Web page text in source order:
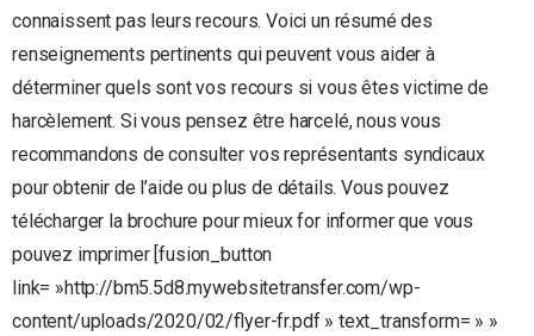
connaissent pas leurs recours. Voici un résumé des
renseignements pertinents qui peuvent vous aider à
déterminer quels sont vos recours si vous êtes victime de
harcèlement. Si vous pensez être harcelé, nous vous
recommandons de consulter vos représentants syndicaux
pour obtenir de l’aide ou plus de détails. Vous pouvez
télécharger la brochure pour mieux for informer que vous
pouvez imprimer [fusion_button
link= »http://bm5.5d8.mywebsitetransfer.com/wp-
content/uploads/2020/02/flyer-fr.pdf » text_transform= » »